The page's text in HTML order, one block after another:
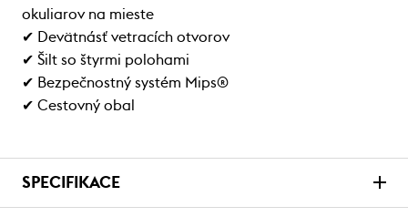
okuliarov na mieste
✔ Devätnásť vetracích otvorov
✔ Šilt so štyrmi polohami
✔ Bezpečnostný systém Mips®
✔ Cestovný obal
SPECIFIKACE